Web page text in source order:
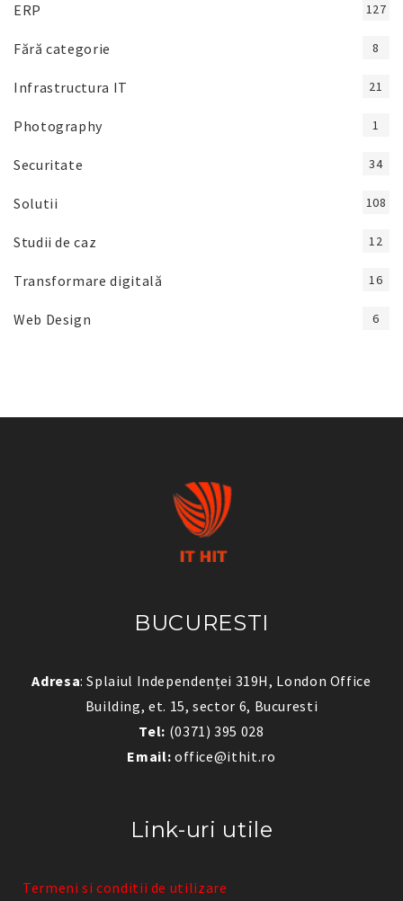
ERP 127
Fără categorie 8
Infrastructura IT 21
Photography 1
Securitate 34
Solutii 108
Studii de caz 12
Transformare digitală 16
Web Design 6
BUCURESTI
Adresa: Splaiul Independenței 319H, London Office
Building, et. 15, sector 6, Bucuresti
Tel: (0371) 395 028
Email: office@ithit.ro
Link-uri utile
Termeni si conditii de utilizare